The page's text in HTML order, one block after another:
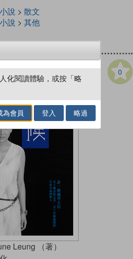
說 > 散文
說 > 其他
0
Leung （著）
化閱讀體驗，或按「略
為會員 登入 略過